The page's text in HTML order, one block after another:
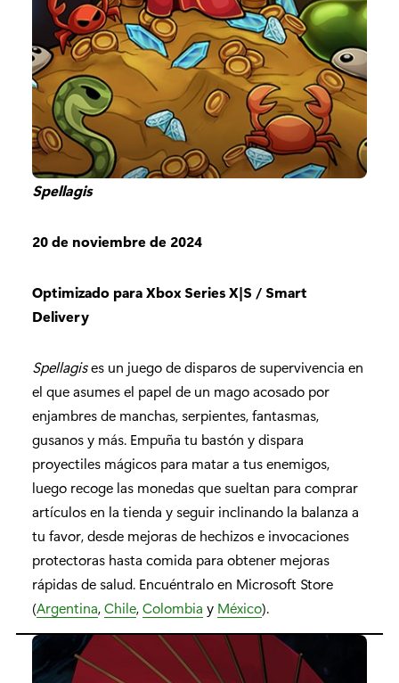
Spellagis
20 de noviembre de 2024
Optimizado para Xbox Series X|S / Smart
Delivery
Spellagises un juego de disparos de supervivencia en
el que asumes el papel de un mago acosado por
enjambres de manchas, serpientes, fantasmas,
gusanos y más. Empuña tu bastón y dispara
proyectiles mágicos para matar a tus enemigos,
luego recoge las monedas que sueltan para comprar
artículos en la tienda y seguir inclinando la balanza a
tu favor, desde mejoras de hechizos e invocaciones
protectoras hasta comida para obtener mejoras
rápidas de salud. Encuéntralo en Microsoft Store
(Argentina,Chile,Colombia y México).